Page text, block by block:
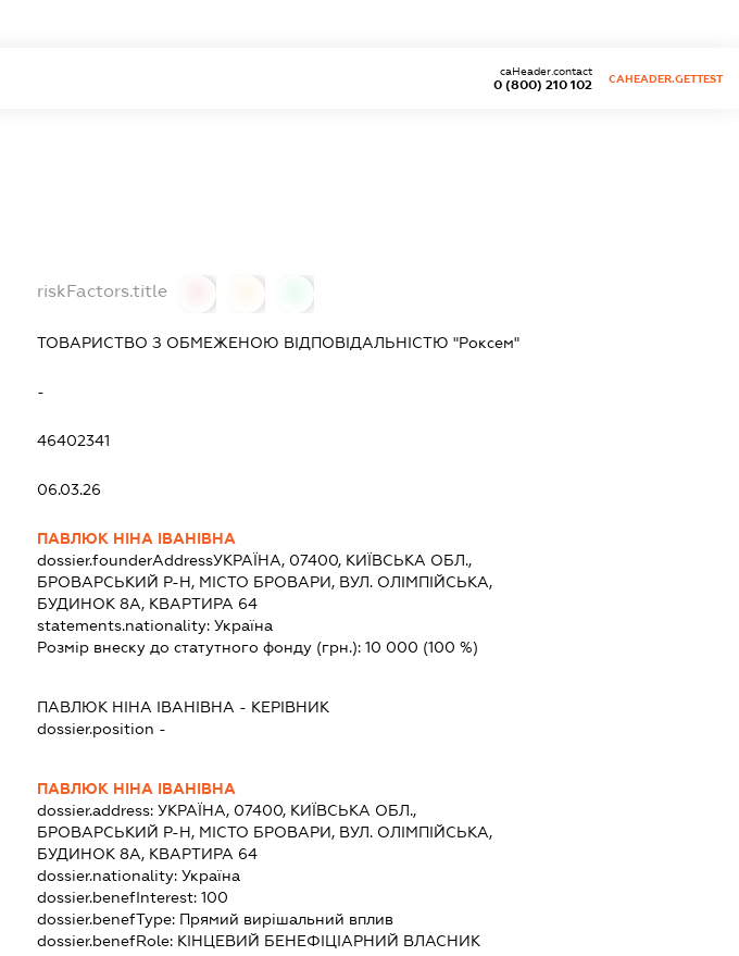
0 (800) 210 102
caHeader.contact
CAHEADER.GETTEST
riskFactors.title
ТОВАРИСТВО З ОБМЕЖЕНОЮ ВІДПОВІДАЛЬНІСТЮ "Роксем"
-
46402341
06.03.26
ПАВЛЮК НІНА ІВАНІВНА
dossier.founderAddressУКРАЇНА, 07400, КИЇВСЬКА ОБЛ.,
БРОВАРСЬКИЙ Р-Н, МІСТО БРОВАРИ, ВУЛ. ОЛІМПІЙСЬКА,
БУДИНОК 8А, КВАРТИРА 64
statements.nationality: Україна
Розмір внеску до статутного фонду (грн.): 10 000 (100 %)
ПАВЛЮК НІНА ІВАНІВНА - КЕРІВНИК
dossier.position -
ПАВЛЮК НІНА ІВАНІВНА
dossier.address: УКРАЇНА, 07400, КИЇВСЬКА ОБЛ.,
БРОВАРСЬКИЙ Р-Н, МІСТО БРОВАРИ, ВУЛ. ОЛІМПІЙСЬКА,
БУДИНОК 8А, КВАРТИРА 64
dossier.nationality: Україна
dossier.benefInterest: 100
dossier.benefType: Прямий вирішальний вплив
dossier.benefRole: КІНЦЕВИЙ БЕНЕФІЦІАРНИЙ ВЛАСНИК